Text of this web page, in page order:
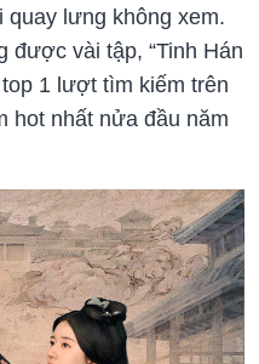
lưng không xem.
được vài tập, “Tinh Hán
1 lượt tìm kiếm trên
hot nhất nửa đầu năm